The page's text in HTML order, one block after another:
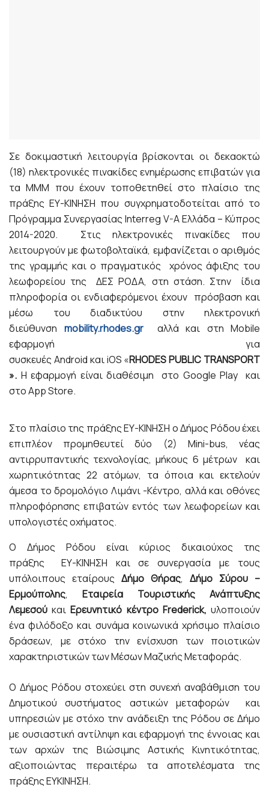
Σε δοκιμαστική λειτουργία βρίσκονται οι δεκαοκτώ
(18) ηλεκτρονικές πινακίδες ενημέρωσης επιβατών για
τα ΜΜΜ που έχουν τοποθετηθεί στο πλαίσιο της
πράξης ΕΥ-ΚΙΝΗΣΗ που συγχρηματοδοτείται από το
Πρόγραμμα Συνεργασίας Interreg V-A Ελλάδα – Κύπρος
2014-2020. Στις ηλεκτρονικές πινακίδες που
λειτουργούν με φωτοβολταϊκά, εμφανίζεται ο αριθμός
της γραμμής και ο πραγματικός χρόνος άφιξης του
λεωφορείου της ΔΕΣ ΡΟΔΑ, στη στάση. Στην ίδια
πληροφορία οι ενδιαφερόμενοι έχουν πρόσβαση και
μέσω του διαδικτύου στην ηλεκτρονική
διεύθυνση mobility.rhodes.gr
αλλά και στη Mobile
εφαρμογή για
συσκευές Android και iOS «RHODESPUBLIC TRANSPORT
». Η εφαρμογή είναι διαθέσιμη στο Google Play και
στο App Store.
Στο πλαίσιο της πράξης ΕΥ-ΚΙΝΗΣΗ ο Δήμος Ρόδου έχει
επιπλέον προμηθευτεί δύο (2) Mini-bus, νέας
αντιρρυπαντικής τεχνολογίας, μήκους 6 μέτρων και
χωρητικότητας 22 ατόμων, τα όποια και εκτελούν
άμεσα το δρομολόγιο Λιμάνι -Κέντρο, αλλά και οθόνες
πληροφόρησης επιβατών εντός των λεωφορείων και
υπολογιστές οχήματος.
Ο Δήμος Ρόδου είναι κύριος δικαιούχος της
πράξης ΕΥ-ΚΙΝΗΣΗ και σε συνεργασία με τους
υπόλοιπους εταίρους Δήμο Θήρας, Δήμο Σύρου –
Ερμούπολης, Εταιρεία Τουριστικής Ανάπτυξης
Λεμεσού καιΕρευνητικό κέντρο Frederick, υλοποιούν
ένα φιλόδοξο και συνάμα κοινωνικά χρήσιμο πλαίσιο
δράσεων, με στόχο την ενίσχυση των ποιοτικών
χαρακτηριστικών των Μέσων Μαζικής Μεταφοράς.
Ο Δήμος Ρόδου στοχεύει στη συνεχή αναβάθμιση του
Δημοτικού συστήματος αστικών μεταφορών και
υπηρεσιών με στόχο την ανάδειξη της Ρόδου σε Δήμο
με ουσιαστική αντίληψη και εφαρμογή της έννοιας και
των αρχών της Βιώσιμης Αστικής Κινητικότητας,
αξιοποιώντας περαιτέρω τα αποτελέσματα της
πράξης ΕΥΚΙΝΗΣΗ.